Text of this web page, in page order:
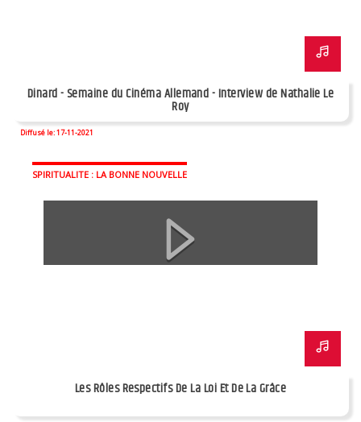
Dinard - Semaine du Cinéma Allemand - Interview de Nathalie Le
Roy
Diffusé le: 17-11-2021
SPIRITUALITE : LA BONNE NOUVELLE
Les Rôles Respectifs De La Loi Et De La Grâce